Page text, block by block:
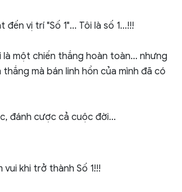
đến vị trí "Số 1"... Tôi là số 1...!!!
là một chiến thắng hoàn toàn... nhưng
thắng mà bán linh hồn của mình đã có
đánh cược cả cuộc đời...
vui khi trở thành Số 1!!!